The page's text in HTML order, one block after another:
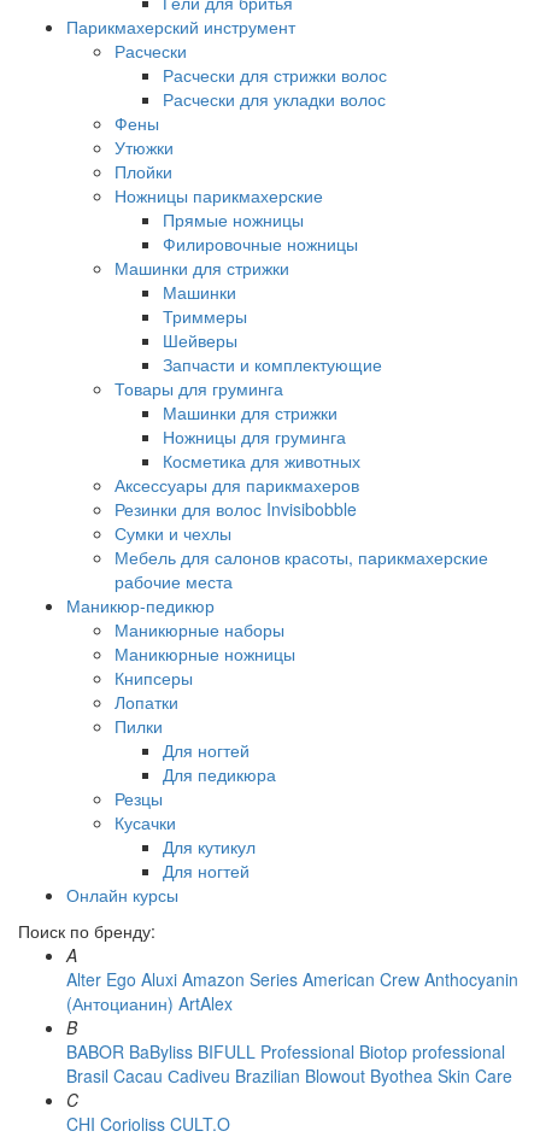
Парикмахерский инструмент
Расчески
Расчески для стрижки волос
Расчески для укладки волос
Фены
Утюжки
Плойки
Ножницы парикмахерские
Прямые ножницы
Филировочные ножницы
Машинки для стрижки
Машинки
Триммеры
Шейверы
Запчасти и комплектующие
Товары для груминга
Машинки для стрижки
Ножницы для груминга
Косметика для животных
Аксессуары для парикмахеров
Резинки для волос Invisibobble
Сумки и чехлы
Мебель для салонов красоты, парикмахерские
рабочие места
Маникюр-педикюр
Маникюрные наборы
Маникюрные ножницы
Книпсеры
Лопатки
Пилки
Для ногтей
Для педикюра
Резцы
Кусачки
Для кутикул
Для ногтей
Онлайн курсы
Поиск по бренду:
A
Alter Ego Aluxi Amazon Series American Crew Anthocyanin
(Антоцианин) ArtAlex
B
BABOR BaByliss BIFULL Professional Biotop professional
Brasil Cacau Сadiveu Brazilian Blowout Byothea Skin Care
C
CHI Corioliss CULT.O